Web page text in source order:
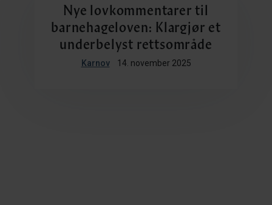
Nye lovkommentarer til
barnehageloven: Klargjør et
underbelyst rettsområde
Karnov 14. november 2025